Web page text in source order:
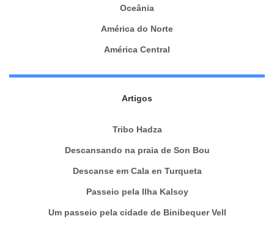
Oceânia
América do Norte
América Central
Artigos
Tribo Hadza
Descansando na praia de Son Bou
Descanse em Cala en Turqueta
Passeio pela Ilha Kalsoy
Um passeio pela cidade de Binibequer Vell